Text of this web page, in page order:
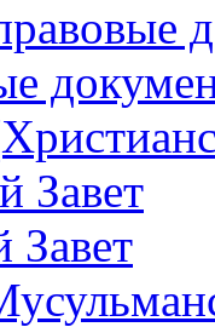
Завет